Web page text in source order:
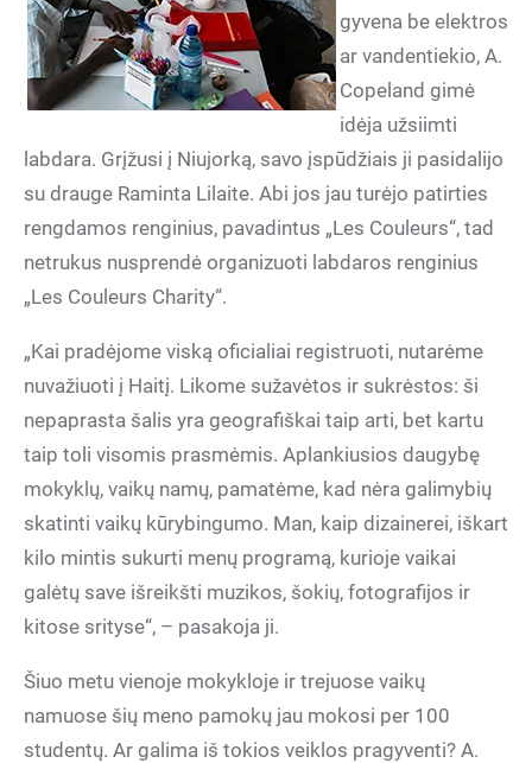
gyvena be elektros
ar vandentiekio, A.
Copeland gimė
idėja užsiimti
labdara. Grįžusi į Niujorką, savo įspūdžiais ji pasidalijo
su drauge Raminta Lilaite. Abi jos jau turėjo patirties
rengdamos renginius, pavadintus „Les Couleurs“, tad
netrukus nusprendė organizuoti labdaros renginius
„Les Couleurs Charity“.
„Kai pradėjome viską oficialiai registruoti, nutarėme
nuvažiuoti į Haitį. Likome sužavėtos ir sukrėstos: ši
nepaprasta šalis yra geografiškai taip arti, bet kartu
taip toli visomis prasmėmis. Aplankiusios daugybę
mokyklų, vaikų namų, pamatėme, kad nėra galimybių
skatinti vaikų kūrybingumo. Man, kaip dizainerei, iškart
kilo mintis sukurti menų programą, kurioje vaikai
galėtų save išreikšti muzikos, šokių, fotografijos ir
kitose srityse“, – pasakoja ji.
Šiuo metu vienoje mokykloje ir trejuose vaikų
namuose šių meno pamokų jau mokosi per 100
studentų. Ar galima iš tokios veiklos pragyventi? A.